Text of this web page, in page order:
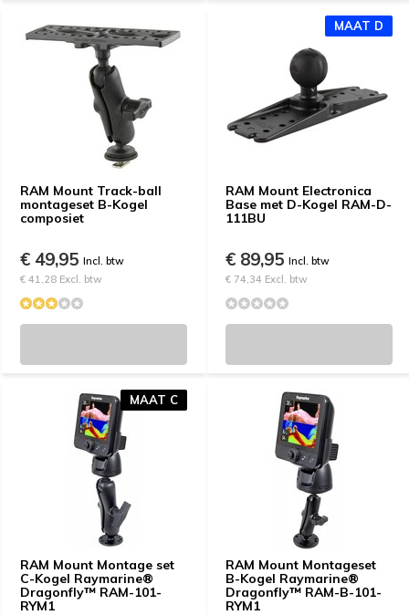
RAM Mount Track-ball
montageset B-Kogel
composiet
€ 49,95 Incl. btw
€ 41,28 Excl. btw
RAM Mount Electronica
Base met D-Kogel RAM-D-
111BU
MAAT D
€ 89,95 Incl. btw
€ 74,34 Excl. btw
RAM Mount Montage set
C-Kogel Raymarine®
Dragonfly™ RAM-101-
RYM1
MAAT C
RAM Mount Montageset
B-Kogel Raymarine®
Dragonfly™ RAM-B-101-
RYM1